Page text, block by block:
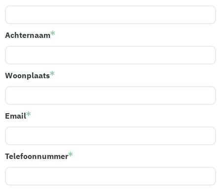
Achternaam
Woonplaats
Email
Telefoonnummer